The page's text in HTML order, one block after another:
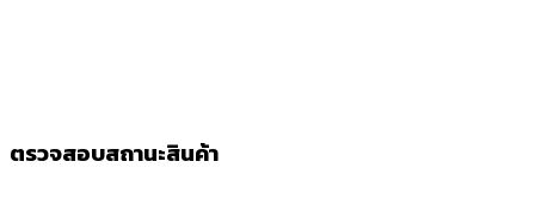
ตรวจสอบสถานะสินค้า